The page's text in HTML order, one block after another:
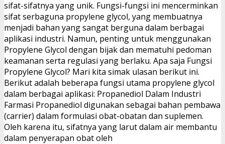
sifat-sifatnya yang unik. Fungsi-fungsi ini mencerminkan
sifat serbaguna propylene glycol, yang membuatnya
menjadi bahan yang sangat berguna dalam berbagai
aplikasi industri. Namun, penting untuk menggunakan
Propylene Glycol dengan bijak dan mematuhi pedoman
keamanan serta regulasi yang berlaku. Apa saja Fungsi
Propylene Glycol? Mari kita simak ulasan berikut ini.
Berikut adalah beberapa fungsi utama propylene glycol
dalam berbagai aplikasi: Propanediol Dalam Industri
Farmasi Propanediol digunakan sebagai bahan pembawa
(carrier) dalam formulasi obat-obatan dan suplemen.
Oleh karena itu, sifatnya yang larut dalam air membantu
dalam penyerapan obat oleh